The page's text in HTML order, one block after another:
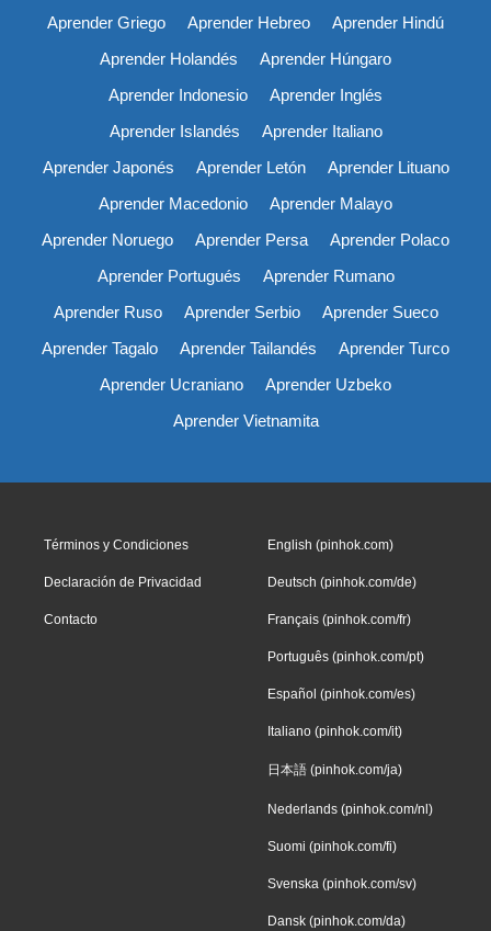
Aprender Griego
Aprender Hebreo
Aprender Hindú
Aprender Holandés
Aprender Húngaro
Aprender Indonesio
Aprender Inglés
Aprender Islandés
Aprender Italiano
Aprender Japonés
Aprender Letón
Aprender Lituano
Aprender Macedonio
Aprender Malayo
Aprender Noruego
Aprender Persa
Aprender Polaco
Aprender Portugués
Aprender Rumano
Aprender Ruso
Aprender Serbio
Aprender Sueco
Aprender Tagalo
Aprender Tailandés
Aprender Turco
Aprender Ucraniano
Aprender Uzbeko
Aprender Vietnamita
Términos y Condiciones
Declaración de Privacidad
Contacto
English (pinhok.com)
Deutsch (pinhok.com/de)
Français (pinhok.com/fr)
Português (pinhok.com/pt)
Español (pinhok.com/es)
Italiano (pinhok.com/it)
日本語 (pinhok.com/ja)
Nederlands (pinhok.com/nl)
Suomi (pinhok.com/fi)
Svenska (pinhok.com/sv)
Dansk (pinhok.com/da)